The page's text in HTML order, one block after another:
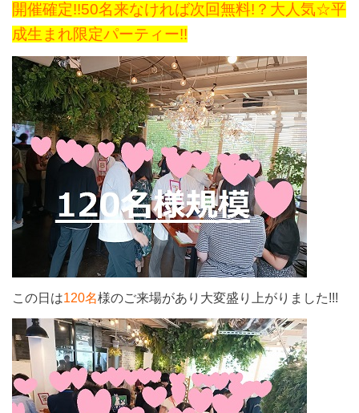
開催確定!!50名来なければ次回無料!？大人気☆平
成生まれ限定パーティー!!
この日は120名様のご来場があり大変盛り上がりました!!!